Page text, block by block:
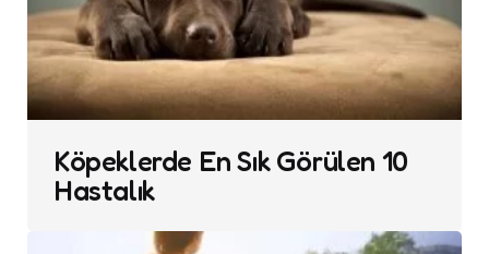
Köpeklerde En Sık Görülen 10
Hastalık